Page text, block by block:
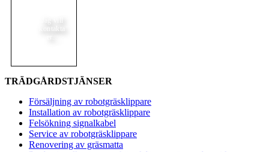
TRÄDGÅRDSTJÄNSER
Försäljning av robotgräsklippare
Installation av robotgräsklippare
Felsökning signalkabel
Service av robotgräsklippare
Renovering av gräsmatta